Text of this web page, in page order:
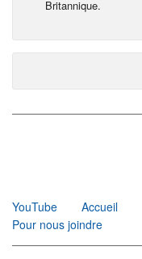
Britannique.
YouTube
Accueil
Pour nous joindre